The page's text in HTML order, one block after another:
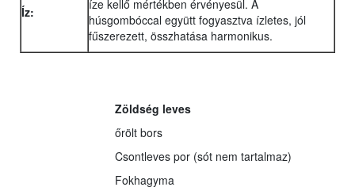
Íz:
íze kellő mértékben érvényesül. A
húsgombóccal együtt fogyasztva ízletes, jól
fűszerezett, összhatása harmonikus.
Zöldség leves
őrölt bors
Csontleves por (sót nem tartalmaz)
Fokhagyma